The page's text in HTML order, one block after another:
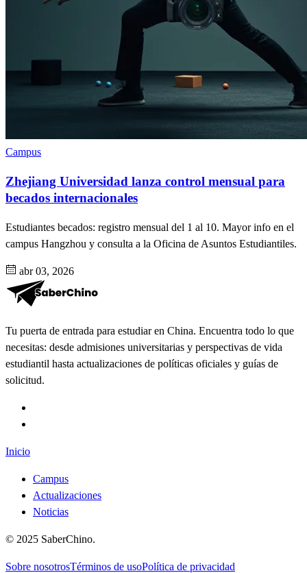
Campus
Zhejiang Universidad lanza control mensual para
becados internacionales
Estudiantes becados: registro mensual del 1 al 10. Mayor info en el
campus Hangzhou y consulta a la Oficina de Asuntos Estudiantiles.
abr 03, 2026
Tu puerta de entrada para estudiar en China. Encuentra todo lo que
necesitas: desde admisiones universitarias y perspectivas de vida
estudiantil hasta actualizaciones de políticas oficiales y guías de
solicitud.
Inicio
Campus
Actualizaciones
Noticias
© 2025 SaberChino.
Sobre nosotrosTérminos de usoPolítica de privacidad